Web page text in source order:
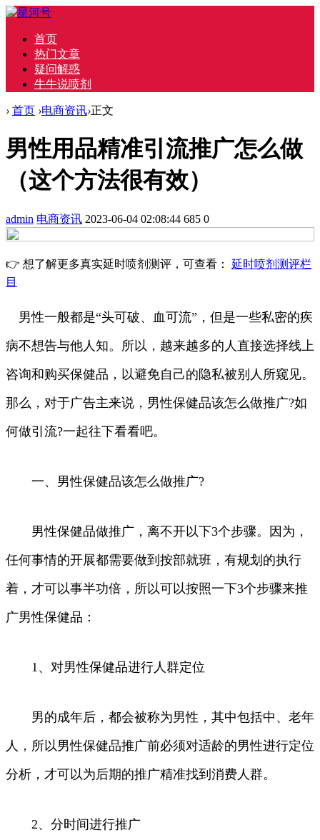
首页
热门文章
疑问解惑
牛牛说喷剂
› 首页 ›电商资讯›正文
男性用品精准引流推广怎么做
（这个方法很有效）
admin 电商资讯 2023-06-04 02:08:44 685 0
👉 想了解更多真实延时喷剂测评，可查看： 延时喷剂测评栏
目
男性一般都是“头可破、血可流”，但是一些私密的疾
病不想告与他人知。所以，越来越多的人直接选择线上
咨询和购买保健品，以避免自己的隐私被别人所窥见。
那么，对于广告主来说，男性保健品该怎么做推广?如
何做引流?一起往下看看吧。
一、男性保健品该怎么做推广?
男性保健品做推广，离不开以下3个步骤。因为，
任何事情的开展都需要做到按部就班，有规划的执行
着，才可以事半功倍，所以可以按照一下3个步骤来推
广男性保健品：
1、对男性保健品进行人群定位
男的成年后，都会被称为男性，其中包括中、老年
人，所以男性保健品推广前必须对适龄的男性进行定位
分析，才可以为后期的推广精准找到消费人群。
2、分时间进行推广